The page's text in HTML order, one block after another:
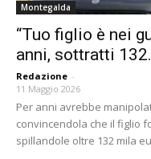
Montegalda
“Tuo figlio è nei
anni, sottratti
Redazione -
11 Maggio 2026
Per anni avrebbe
convincendola che il figlio
spillandole oltre 132 mila